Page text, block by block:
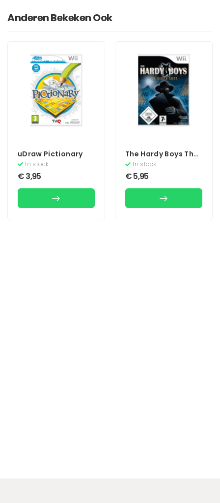
Anderen Bekeken Ook
uDraw Pictionary
In stock
€3,95
The Hardy Boys The
Hidden Theft
In stock
€5,95